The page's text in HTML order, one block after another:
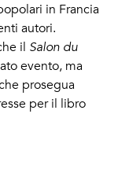
in Francia
autori.
il Salon du
evento, ma
prosegua
per il libro